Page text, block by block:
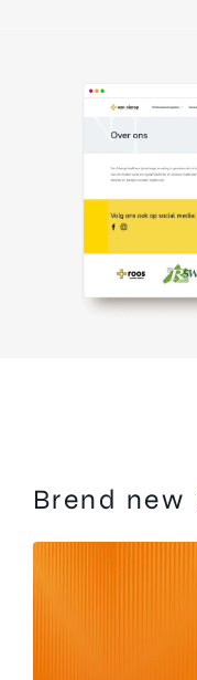
Brend new